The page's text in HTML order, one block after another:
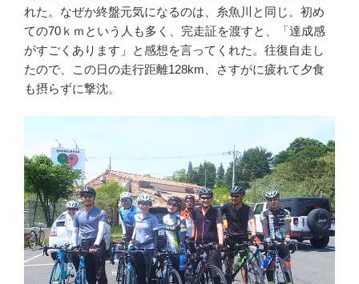
れた。なぜか終盤元気になるのは、糸魚川と同じ。初め
ての70ｋｍという人も多く、完走証を渡すと、「達成感
がすごくあります」と感想を言ってくれた。往復自走し
たので、この日の走行距離128km、さすがに疲れて夕食
も摂らずに撃沈。